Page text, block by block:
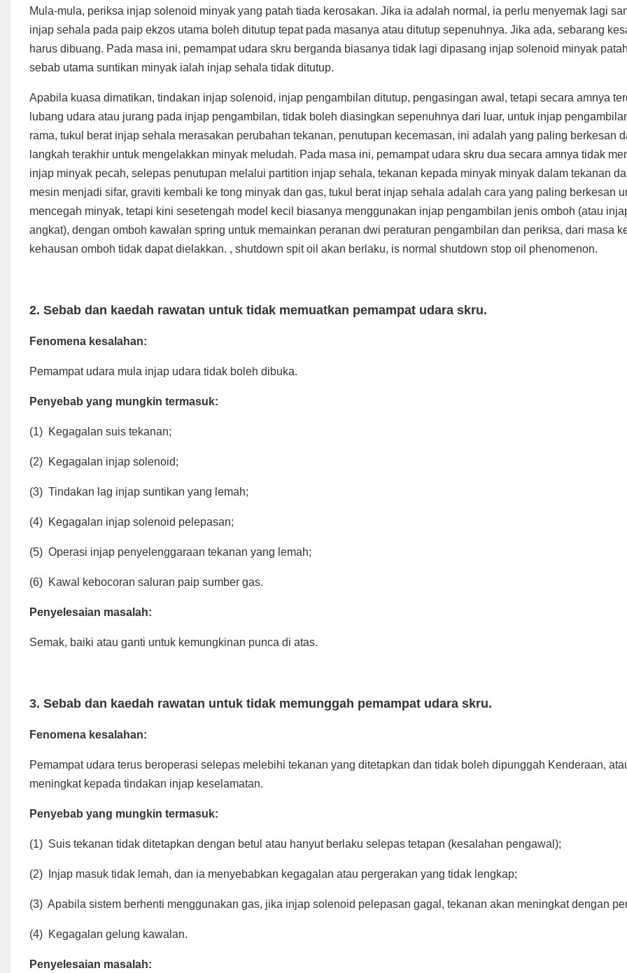
Mula-mula, periksa injap solenoid minyak yang patah tiada kerosakan. Jika ia adalah normal, ia perlu menyemak lagi
injap sehala pada paip ekzos utama boleh ditutup tepat pada masanya atau ditutup sepenuhnya. Jika ada, sebarang
harus dibuang. Pada masa ini, pemampat udara skru berganda biasanya tidak lagi dipasang injap solenoid minyak
sebab utama suntikan minyak ialah injap sehala tidak ditutup.
Apabila kuasa dimatikan, tindakan injap solenoid, injap pengambilan ditutup, pengasingan awal, tetapi secara amnya
lubang udara atau jurang pada injap pengambilan, tidak boleh diasingkan sepenuhnya dari luar, untuk injap
rama, tukul berat injap sehala merasakan perubahan tekanan, penutupan kecemasan, ini adalah yang paling berkesan
langkah terakhir untuk mengelakkan minyak meludah. Pada masa ini, pemampat udara skru dua secara amnya tidak
injap minyak pecah, selepas penutupan melalui partition injap sehala, tekanan kepada minyak minyak dalam tekanan
mesin menjadi sifar, graviti kembali ke tong minyak dan gas, tukul berat injap sehala adalah cara yang paling berkesan
mencegah minyak, tetapi kini sesetengah model kecil biasanya menggunakan injap pengambilan jenis omboh (atau
angkat), dengan omboh kawalan spring untuk memainkan peranan dwi peraturan pengambilan dan periksa, dari masa
kehausan omboh tidak dapat dielakkan. , shutdown spit oil akan berlaku, is normal shutdown stop oil phenomenon.
2. Sebab dan kaedah rawatan untuk tidak memuatkan pemampat udara skru.
Fenomena kesalahan:
Pemampat udara mula injap udara tidak boleh dibuka.
Penyebab yang mungkin termasuk:
(1) Kegagalan suis tekanan;
(2) Kegagalan injap solenoid;
(3) Tindakan lag injap suntikan yang lemah;
(4) Kegagalan injap solenoid pelepasan;
(5) Operasi injap penyelenggaraan tekanan yang lemah;
(6) Kawal kebocoran saluran paip sumber gas.
Penyelesaian masalah:
Semak, baiki atau ganti untuk kemungkinan punca di atas.
3. Sebab dan kaedah rawatan untuk tidak memunggah pemampat udara skru.
Fenomena kesalahan:
Pemampat udara terus beroperasi selepas melebihi tekanan yang ditetapkan dan tidak boleh dipunggah Kenderaan,
meningkat kepada tindakan injap keselamatan.
Penyebab yang mungkin termasuk:
(1) Suis tekanan tidak ditetapkan dengan betul atau hanyut berlaku selepas tetapan (kesalahan pengawal);
(2) Injap masuk tidak lemah, dan ia menyebabkan kegagalan atau pergerakan yang tidak lengkap;
(3) Apabila sistem berhenti menggunakan gas, jika injap solenoid pelepasan gagal, tekanan akan meningkat dengan
(4) Kegagalan gelung kawalan.
Penyelesaian masalah: